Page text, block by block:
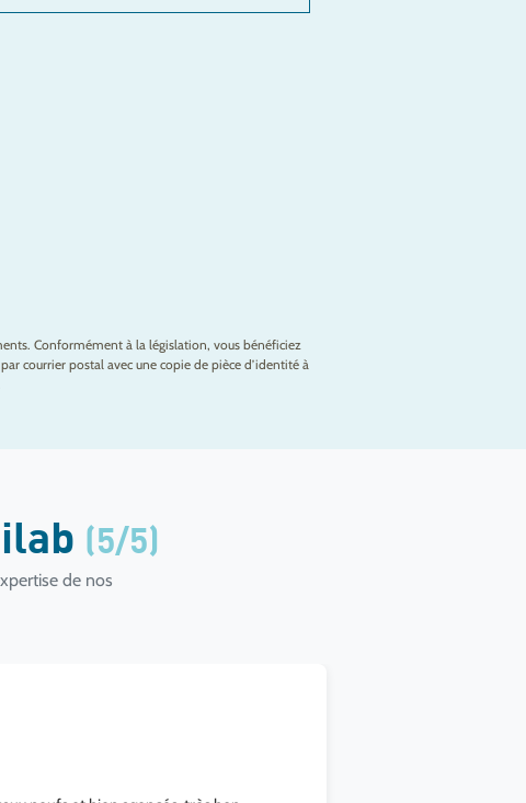
Conformément à la législation, vous bénéficiez
courrier postal avec une copie de pièce d’identité à
(5/5)
de nos